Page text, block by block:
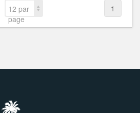
12 par
page
1